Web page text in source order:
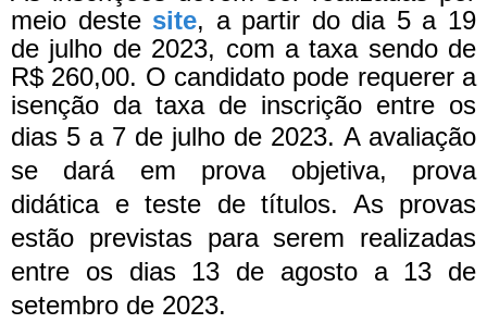
meio deste site, a partir do dia 5 a 19
de julho de 2023, com a taxa sendo de
R$ 260,00. O candidato pode requerer a
isenção da taxa de inscrição entre os
dias 5 a 7 de julho de 2023. A avaliação
se dará em prova objetiva, prova
didática e teste de títulos. As provas
estão previstas para serem realizadas
entre os dias 13 de agosto a 13 de
setembro de 2023.